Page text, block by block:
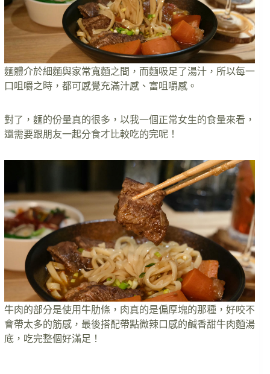
麵體介於細麵與家常寬麵之間，而麵吸足了湯汁，所以每一
口咀嚼之時，都可感覺充滿汁感、富咀嚼感。
對了，麵的份量真的很多，以我一個正常女生的食量來看，
還需要跟朋友一起分食才比較吃的完呢！
牛肉的部分是使用牛肋條，肉真的是偏厚塊的那種，好咬不
會帶太多的筋感，最後搭配帶點微辣口感的鹹香甜牛肉麵湯
底，吃完整個好滿足！